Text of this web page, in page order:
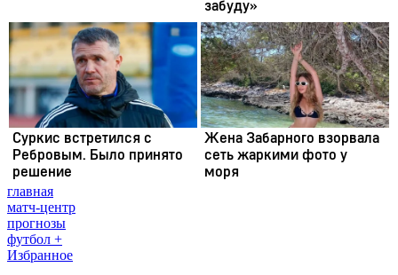
главная
матч-центр
прогнозы
футбол +
Избранное